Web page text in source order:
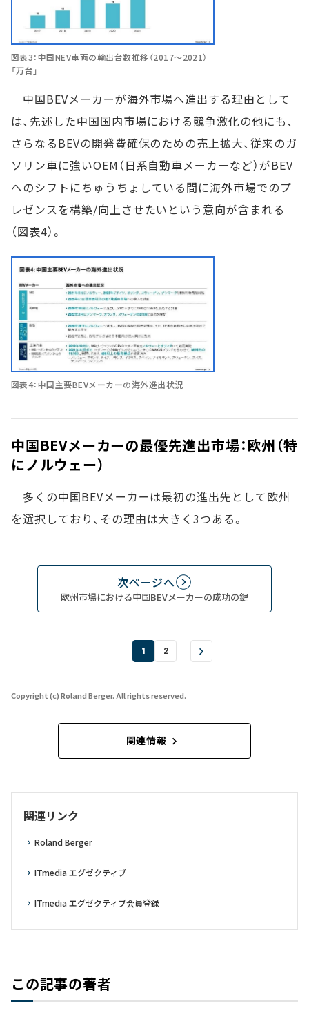
図表3：中国NEV車両の輸出台数推移（2017～2021）
「万台」
中国BEVメーカーが海外市場へ進出する理由として
は、先述した中国国内市場における競争激化の他にも、
さらなるBEVの開発費確保のための売上拡大、従来のガ
ソリン車に強いOEM（日系自動車メーカーなど）がBEV
へのシフトにちゅうちょしている間に海外市場でのプ
レゼンスを構築/向上させたいという意向が含まれる
（図表4）。
図表4：中国主要BEVメーカーの海外進出状況
中国BEVメーカーの最優先進出市場：欧州（特
にノルウェー）
多くの中国BEVメーカーは最初の進出先として欧州
を選択しており、その理由は大きく3つある。
次ページへ
欧州市場における中国BEVメーカーの成功の鍵
1 2
Copyright (c) Roland Berger. All rights reserved.
関連情報
関連リンク
Roland Berger
ITmedia エグゼクティブ
ITmedia エグゼクティブ会員登録
この記事の著者